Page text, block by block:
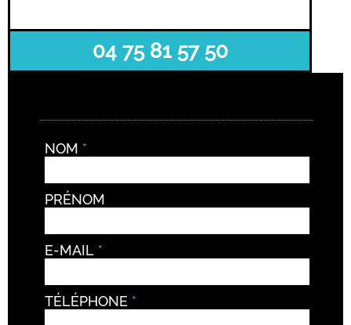
04 75 81 57 50
NOM
PRÉNOM
E-MAIL
TÉLÉPHONE